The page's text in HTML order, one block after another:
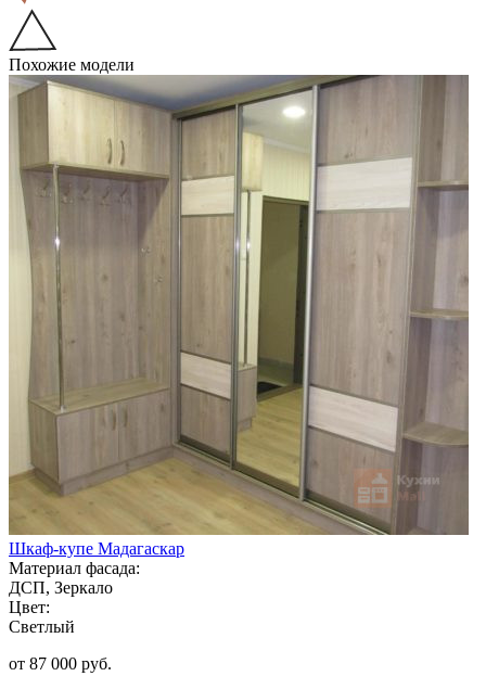
Похожие модели
Шкаф-купе Мадагаскар
Материал фасада:
ДСП, Зеркало
Цвет:
Светлый
от 87 000 руб.